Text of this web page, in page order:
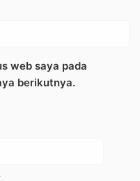
web saya pada
berikutnya.